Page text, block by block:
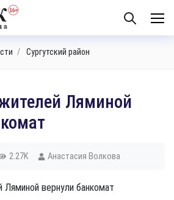
Сургутский район
Ляминой
2.27K Анастасия Волкова